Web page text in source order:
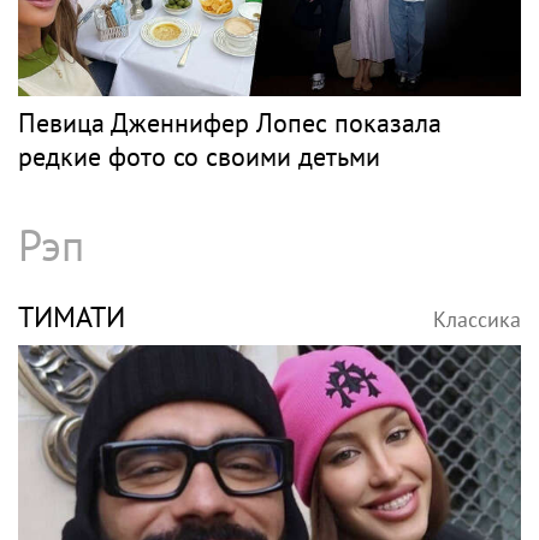
Певица Дженнифер Лопес показала
редкие фото со своими детьми
Рэп
ТИМАТИ Классика